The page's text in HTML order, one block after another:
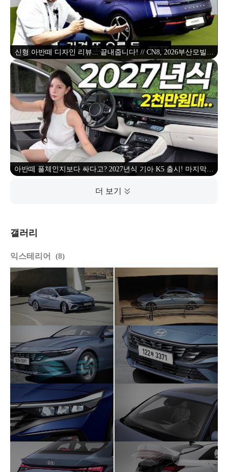
신형 아반떼 디자인 리뷰... 끝내줍니다! // CN8, 2026부산모빌리
티쇼, 2026BIMOS
아반떼 풀체인지보다 싸다고? 2027년식 기아 K5 출시! 마지막으
갤러리
익스테리어 8